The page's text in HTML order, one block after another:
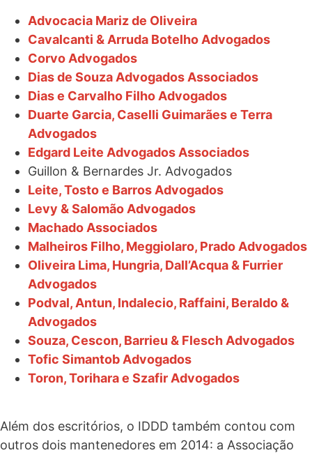
Advocacia Mariz de Oliveira
Cavalcanti & Arruda Botelho Advogados
Corvo Advogados
Dias de Souza Advogados Associados
Dias e Carvalho Filho Advogados
Duarte Garcia, Caselli Guimarães e Terra
Advogados
Edgard Leite Advogados Associados
Guillon & Bernardes Jr. Advogados
Leite, Tosto e Barros Advogados
Levy & Salomão Advogados
Machado Associados
Malheiros Filho, Meggiolaro, Prado Advogados
Oliveira Lima, Hungria, Dall’Acqua & Furrier
Advogados
Podval, Antun, Indalecio, Raffaini, Beraldo &
Advogados
Souza, Cescon, Barrieu & Flesch Advogados
Tofic Simantob Advogados
Toron, Torihara e Szafir Advogados
Além dos escritórios, o IDDD também contou com
outros dois mantenedores em 2014: a Associação